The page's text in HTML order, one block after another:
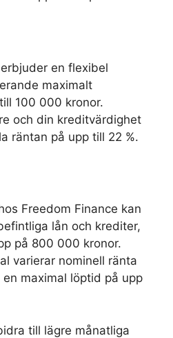
en flexibel
maximalt
100 000 kronor.
och din kreditvärdighet
räntan på upp till 22 %.
Freedom Finance kan
lån och krediter,
på 800 000 kronor.
varierar nominell ränta
maximal löptid på upp
till lägre månatliga